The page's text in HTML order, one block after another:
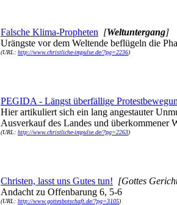
Falsche Klima-Propheten [Weltuntergang]
Urängste vor dem Weltende beflügeln die
(URL: http://www.christliche-impulse.de/?pg=2236)
PEGIDA - Längst überfällige
Hier artikuliert sich ein lang angestauter
Ausverkauf des Landes und überkommener
(URL: http://www.christliche-impulse.de/?pg=2263)
Christen, lasst uns Gutes tun! [Gottes
Andacht zu Offenbarung 6, 5-6
(URL: http://www.gottesbotschaft.de/?pg=3105)